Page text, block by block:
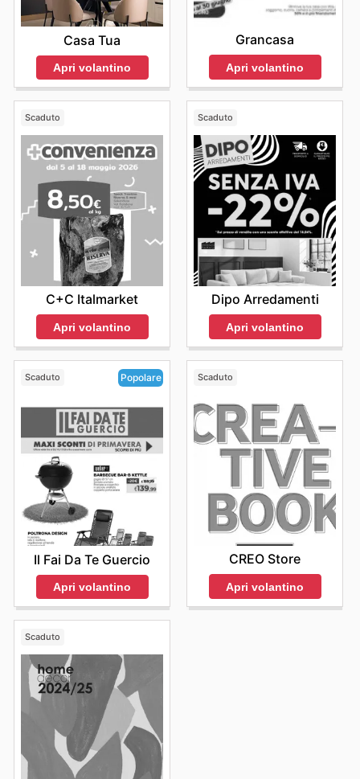
Casa Tua
Apri volantino
Grancasa
Apri volantino
Scaduto
C+C Italmarket
Apri volantino
Scaduto
Dipo Arredamenti
Apri volantino
Scaduto Popolare
Il Fai Da Te Guercio
Apri volantino
Scaduto
CREO Store
Apri volantino
Scaduto